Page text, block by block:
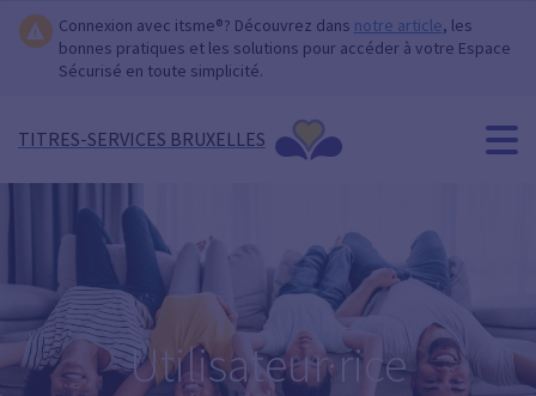
Connexion avec itsme®? Découvrez dans notre article, les
bonnes pratiques et les solutions pour accéder à votre Espace
Sécurisé en toute simplicité.
TITRES-SERVICES BRUXELLES
Utilisateur·rice